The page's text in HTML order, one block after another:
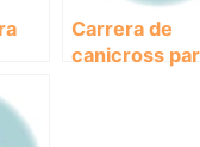
Carrera de
canicross